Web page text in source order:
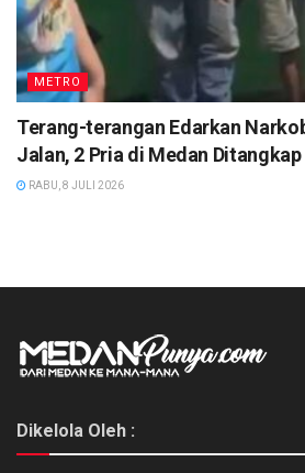
METRO
Terang-terangan Edarkan
Jalan, 2 Pria di Medan Ditangkap
RABU, 8 JULI 2026
Dikelola Oleh :